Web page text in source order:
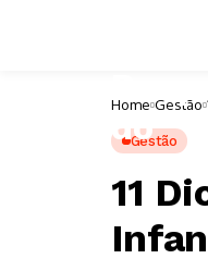
Home Gestão
Gestão
11